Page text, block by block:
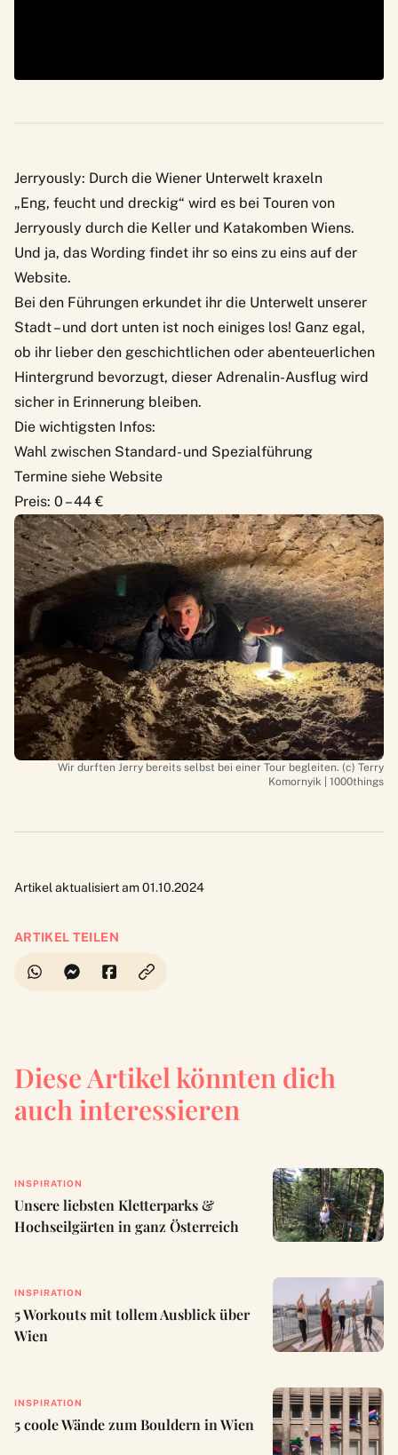
Jerryously: Durch die Wiener Unterwelt kraxeln
„Eng, feucht und dreckig“ wird es bei Touren von
Jerryously durch die Keller und Katakomben Wiens.
Und ja, das Wording findet ihr so eins zu eins auf der
Website.
Bei den Führungen erkundet ihr die Unterwelt unserer
Stadt – und dort unten ist noch einiges los! Ganz egal,
ob ihr lieber den geschichtlichen oder abenteuerlichen
Hintergrund bevorzugt, dieser Adrenalin-Ausflug wird
sicher in Erinnerung bleiben.
Die wichtigsten Infos:
Wahl zwischen Standard- und Spezialführung
Termine siehe Website
Preis: 0 – 44 €
Wir durften Jerry bereits selbst bei einer Tour begleiten. (c) Terry
Komornyik | 1000things
Artikel aktualisiert am 01.10.2024
ARTIKEL TEILEN
Diese Artikel könnten dich
auch interessieren
INSPIRATION
Unsere liebsten Kletterparks &
Hochseilgärten in ganz Österreich
INSPIRATION
5 Workouts mit tollem Ausblick über
Wien
INSPIRATION
5 coole Wände zum Bouldern in Wien